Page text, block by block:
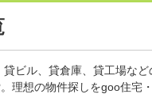
ビル、貸倉庫、貸工場な
想の物件探しをgoo住宅